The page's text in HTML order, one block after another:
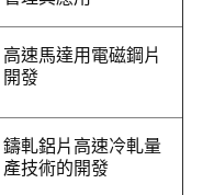
高速馬達用電磁鋼片
開發
鑄軋鋁片高速冷軋量
產技術的開發